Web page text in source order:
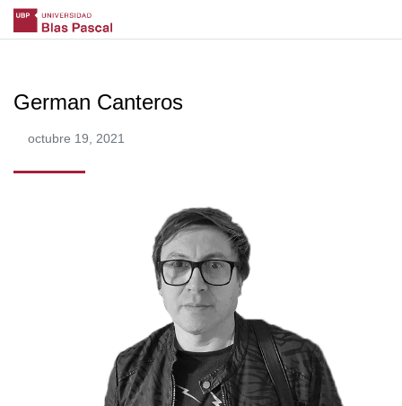
German Canteros
octubre 19, 2021